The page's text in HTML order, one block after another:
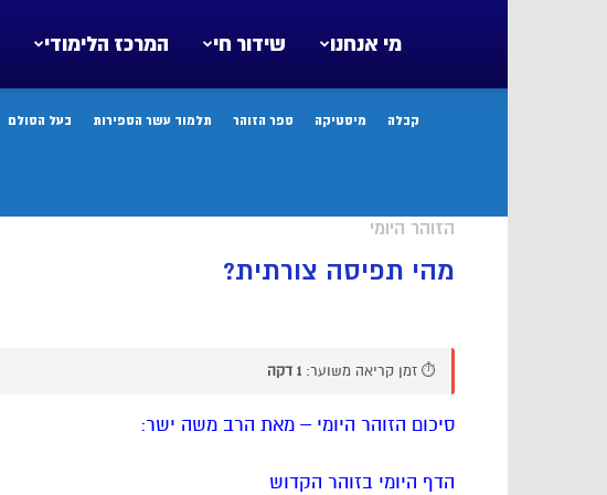
המרכז הלימודי שידור חי מי אנחנו
קבלה מיסטיקה ספר הזוהר תלמוד עשר הספירות בעל הסולם
הזוהר היומי
מהי תפיסה צורתית?
⏱️ זמן קריאה משוער: 1 דקה
סיכום הזוהר היומי – מאת הרב משה ישר:
הדף היומי בזוהר הקדוש